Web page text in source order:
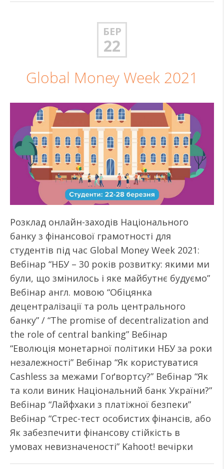
БЕР
22
Global Money Week 2021
Розклад онлайн-заходів Національного
банку з фінансової грамотності для
студентів під час Global Money Week 2021:
Вебінар “НБУ – 30 років розвитку: якими ми
були, що змінилось і яке майбутнє будуємо”
Вебінар англ. мовою “Обіцянка
децентралізації та роль центрального
банку” / “The promise of decentralization and
the role of central banking” Вебінар
“Еволюція монетарної політики НБУ за роки
незалежності” Вебінар “Як користуватися
Cashless за межами Гоґвортсу?” Вебінар “Як
та коли виник Національний банк України?”
Вебінар “Лайфхаки з платіжної безпеки”
Вебінар “Стрес-тест особистих фінансів, або
Як забезпечити фінансову стійкість в
умовах невизначеності” Kahoot! вечірки